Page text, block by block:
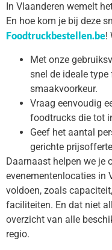
In Vlaanderen wemelt
En hoe kom je bij deze
Foodtruckbestellen.be!
Met onze
snel de ideale
smaakvoorkeur.
Vraag eenvoudig
foodtrucks die tot
Geef het aantal
gerichte
Daarnaast helpen we je
evenementenlocaties in
voldoen, zoals
faciliteiten. En dat niet
overzicht van alle
regio.